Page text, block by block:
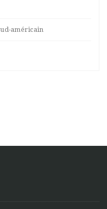
américain